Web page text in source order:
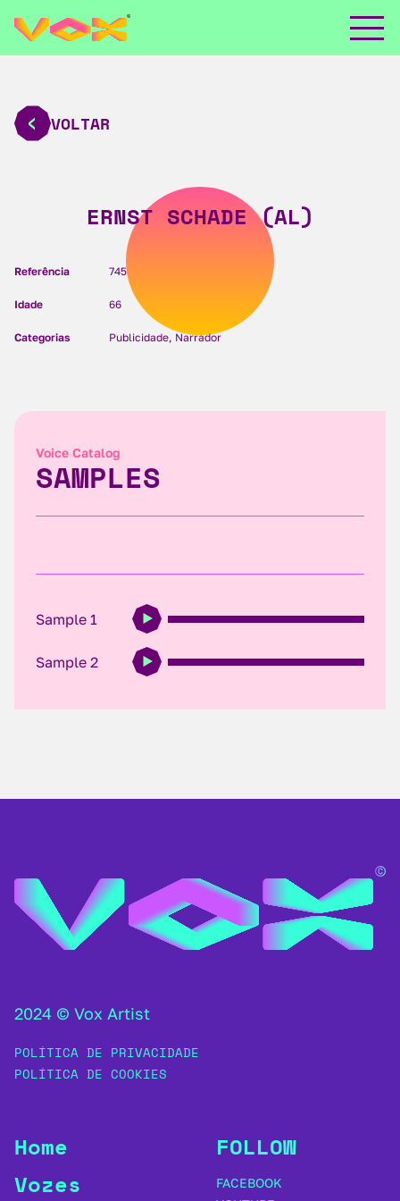
VOLTAR
ERNST SCHADE (AL)
Referência 745
Idade 66
Categorias Publicidade, Narrador
Voice Catalog
SAMPLES
Sample 1
Sample 2
2024 © Vox Artist
POLÍTICA DE PRIVACIDADE
POLÍTICA DE COOKIES
Home
Vozes
FOLLOW
FACEBOOK